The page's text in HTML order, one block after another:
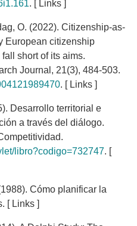
. [ Links ]
O. (2022). Citizenship-as-
European citizenship
short of its aims.
Journal, 21(3), 484-503.
. [ Links ]
Desarrollo territorial e
a través del diálogo.
libro?codigo=732747. [
Cómo planificar la
[ Links ]